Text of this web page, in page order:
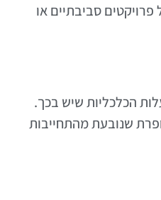
פרויקטים סביבתיים או
הכלכליות שיש בכך.
שנובעת מהתחייבות